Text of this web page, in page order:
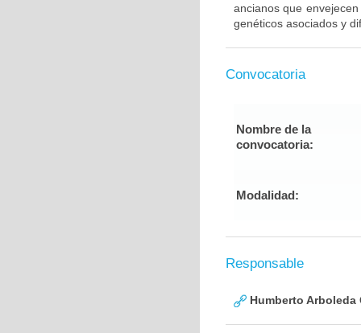
ancianos que
genéticos asociados y
Convocatoria
Nombre de la
convocatoria:
Modalidad:
Responsable
Humberto Arboleda